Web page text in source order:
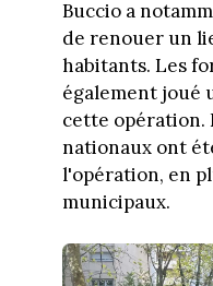
Buccio a
de renouer un
habitants. Les
également joué
cette opération.
nationaux ont
l'opération, en
municipaux.